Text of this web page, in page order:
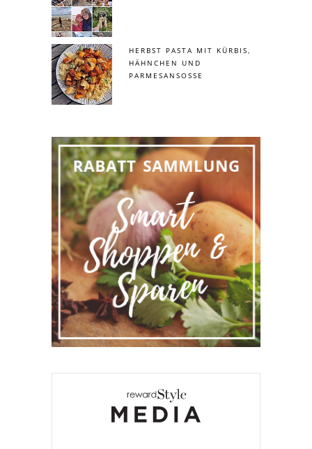
HERBST PASTA MIT KÜRBIS,
HÄHNCHEN UND
PARMESANSOSSE